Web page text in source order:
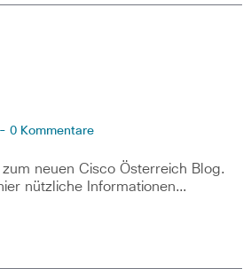
0 Kommentare
neuen Cisco Österreich Blog.
nützliche Informationen…